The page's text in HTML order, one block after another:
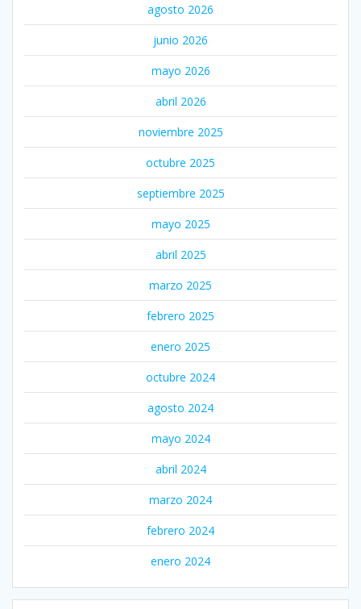
agosto 2026
junio 2026
mayo 2026
abril 2026
noviembre 2025
octubre 2025
septiembre 2025
mayo 2025
abril 2025
marzo 2025
febrero 2025
enero 2025
octubre 2024
agosto 2024
mayo 2024
abril 2024
marzo 2024
febrero 2024
enero 2024